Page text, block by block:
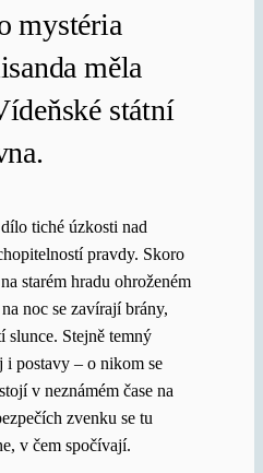
mystéria
měla
státní
tiché úzkosti nad
pravdy. Skoro
starém hradu ohroženém
noc se zavírají brány,
slunce. Stejně temný
i postavy – o nikom se
v neznámém čase na
zvenku se tu
v čem spočívají.